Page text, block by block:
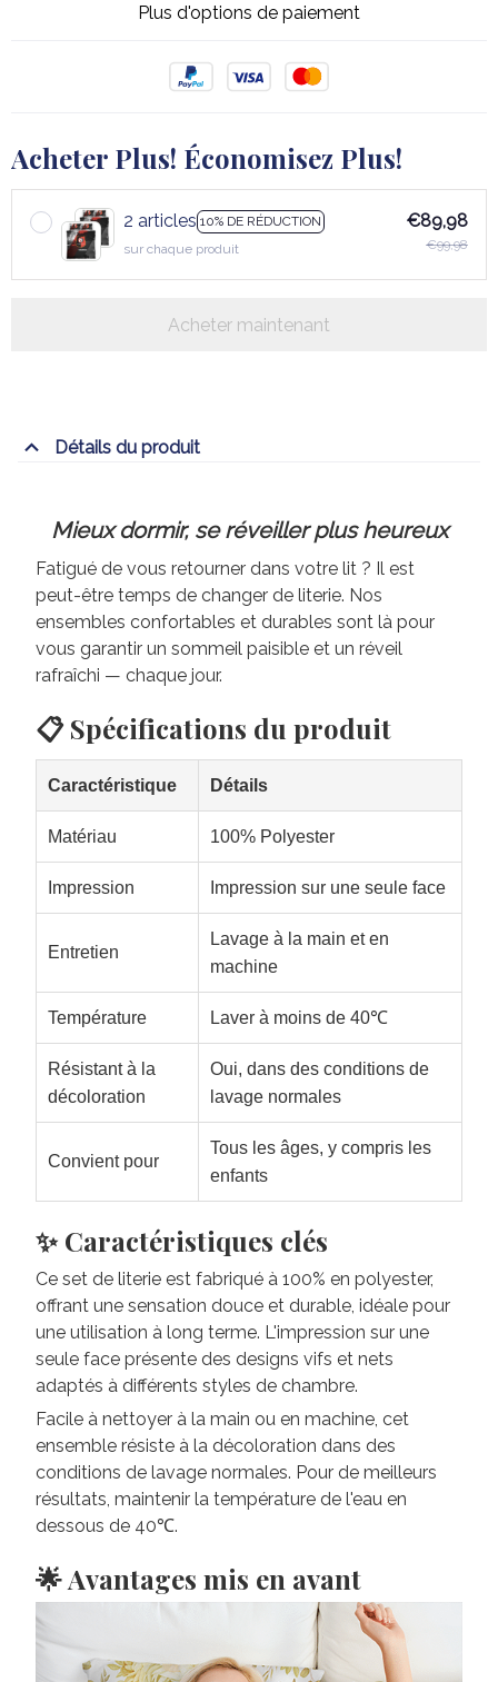
Plus d'options de paiement
Acheter Plus! Économisez Plus!
2 articles 10% DE RÉDUCTION
sur chaque produit
€89,98
€99,98
Acheter maintenant
Détails du produit
Mieux dormir, se réveiller plus heureux
Fatigué de vous retourner dans votre lit ? Il est
peut-être temps de changer de literie. Nos
ensembles confortables et durables sont là pour
vous garantir un sommeil paisible et un réveil
rafraîchi — chaque jour.
📋 Spécifications du produit
Caractéristique Détails
Matériau 100% Polyester
Impression Impression sur une seule face
Entretien
Lavage à la main et en
machine
Température Laver à moins de 40℃
Résistant à la
décoloration
Oui, dans des conditions de
lavage normales
Convient pour
Tous les âges, y compris les
enfants
✨ Caractéristiques clés
Ce set de literie est fabriqué à 100% en polyester,
offrant une sensation douce et durable, idéale pour
une utilisation à long terme. L'impression sur une
seule face présente des designs vifs et nets
adaptés à différents styles de chambre.
Facile à nettoyer à la main ou en machine, cet
ensemble résiste à la décoloration dans des
conditions de lavage normales. Pour de meilleurs
résultats, maintenir la température de l'eau en
dessous de 40℃.
🌟 Avantages mis en avant